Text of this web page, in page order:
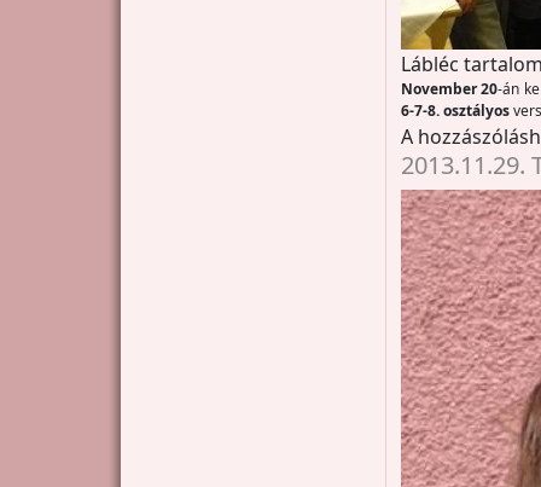
Lábléc
November 20-án
6-7-8.osztályos
A
2013.11.29.